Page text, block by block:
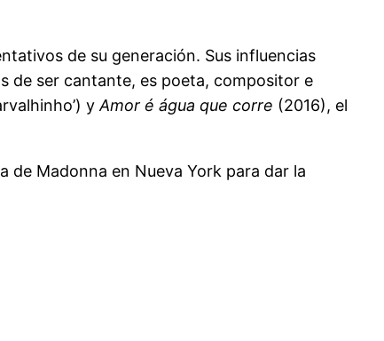
de su generación. Sus influencias
de ser cantante, es poeta, compositor e
y Amor é água que corre (2016), el
de Madonna en Nueva York para dar la